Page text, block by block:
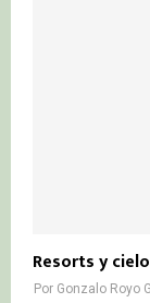
Resorts y
Por Gonzalo Royo